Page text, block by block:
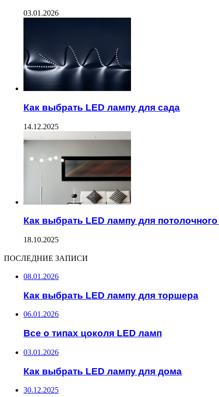
03.01.2026
Как выбрать LED лампу для сада
14.12.2025
Как выбрать LED лампу для
18.10.2025
ПОСЛЕДНИЕ ЗАПИСИ
08.01.2026
Как выбрать LED лампу для торшера
06.01.2026
Все о типах цоколя LED ламп
03.01.2026
Как выбрать LED лампу для дома
30.12.2025